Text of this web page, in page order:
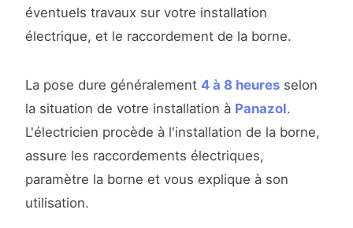
éventuels travaux sur votre installation
électrique, et le raccordement de la borne.
La pose dure généralement 4 à 8 heures selon
la situation de votre installation à Panazol.
L'électricien procède à l'installation de la borne,
assure les raccordements électriques,
paramètre la borne et vous explique à son
utilisation.